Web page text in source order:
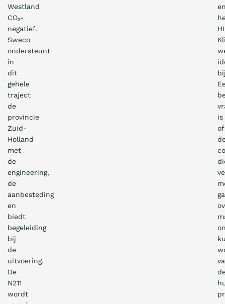
Westland
CO₂-
negatief.
Sweco
ondersteunt
in
dit
gehele
traject
de
provincie
Zuid-
Holland
met
de
engineering,
de
aanbesteding
en
biedt
begeleiding
bij
de
uitvoering.
De
N211
wordt
is
of